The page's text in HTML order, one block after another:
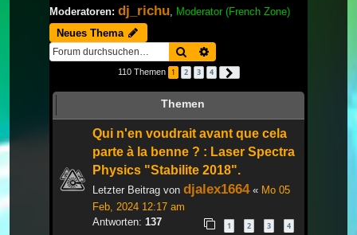
Moderatoren: dj_richu Moderator (French Zone)
Neues Thema
Suche
110 Themen 1 2 3 4
Themen
Qui n'en voudrait avant que cela
parte à la benne ? : Laser Spectra
Physics "Stabilite 2018".
Letzter Beitrag von djalex1664« Mo 05
Feb, 2024 12:17 am
Antworten: 137 1 2 3 4